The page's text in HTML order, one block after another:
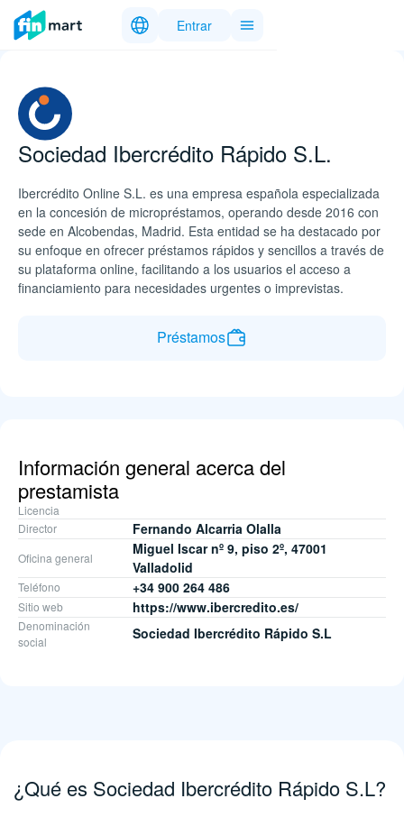
Entrar
Sociedad Ibercrédito Rápido S.L.
Ibercrédito Online S.L. es una empresa española especializada
en la concesión de micropréstamos, operando desde 2016 con
sede en Alcobendas, Madrid. Esta entidad se ha destacado por
su enfoque en ofrecer préstamos rápidos y sencillos a través de
su plataforma online, facilitando a los usuarios el acceso a
financiamiento para necesidades urgentes o imprevistas.
Préstamos
Información general acerca del
prestamista
Licencia
Director
Fernando Alcarria Olalla
Oficina general
Miguel Iscar nº 9, piso 2º, 47001
Valladolid
Teléfono +34 900 264 486
Sitio web https://www.ibercredito.es/
Denominación
social
Sociedad Ibercrédito Rápido S.L
¿Qué es Sociedad Ibercrédito Rápido S.L?